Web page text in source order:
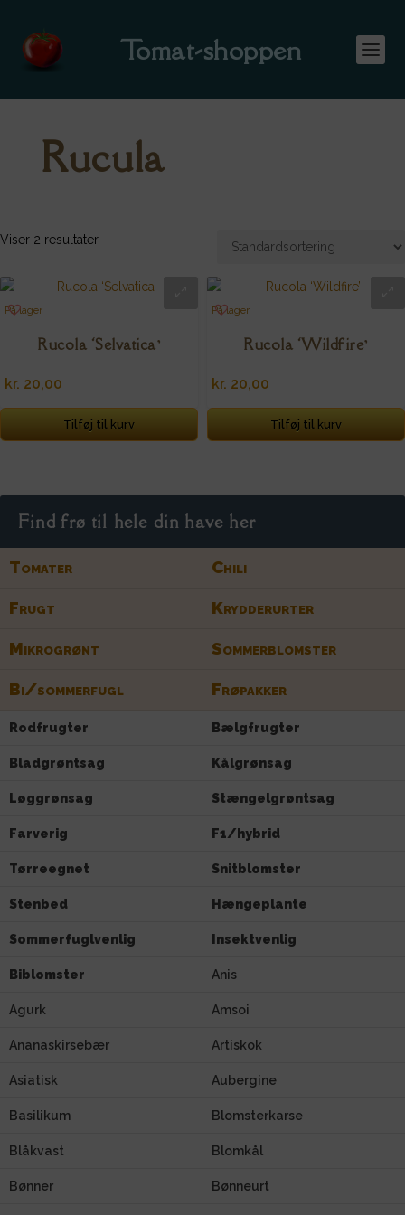
Tomat-shoppen
Rucula
Viser 2 resultater
På lager
Rucola ‘Selvatica’
kr. 20,00
Tilføj til kurv
På lager
Rucola ‘Wildfire’
kr. 20,00
Tilføj til kurv
Find frø til hele din have her
Tomater Chili
Frugt Krydderurter
Mikrogrønt Sommerblomster
Bi/sommerfugl Frøpakker
Rodfrugter Bælgfrugter
Bladgrøntsag Kålgrønsag
Løggrønsag Stængelgrøntsag
Farverig F1/hybrid
Tørreegnet Snitblomster
Stenbed Hængeplante
Sommerfuglvenlig Insektvenlig
Biblomster Anis
Agurk Amsoi
Ananaskirsebær Artiskok
Asiatisk Aubergine
Basilikum Blomsterkarse
Blåkvast Blomkål
Bønner Bønneurt